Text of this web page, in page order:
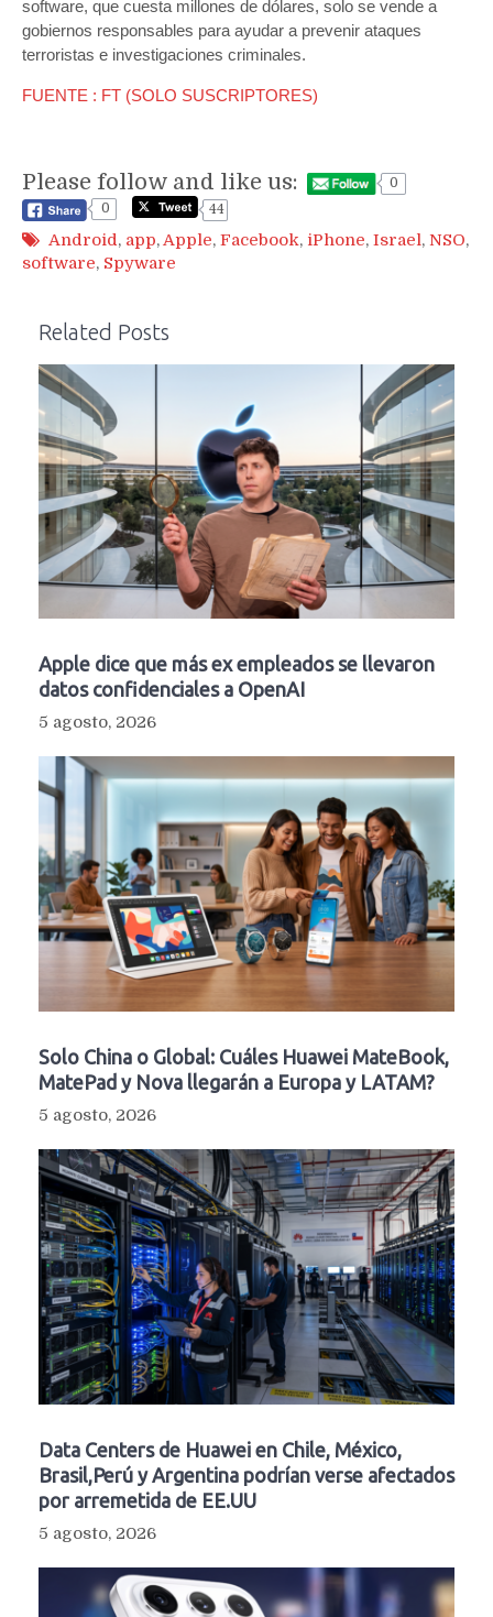
software, que cuesta millones de dólares, solo se vende a
gobiernos responsables para ayudar a prevenir ataques
terroristas e investigaciones criminales.
FUENTE : FT (SOLO SUSCRIPTORES)
Please follow and like us:
0
0
44
Android, app,Apple, Facebook, iPhone, Israel, NSO,
software, Spyware
Related Posts
Apple dice que más ex empleados se llevaron
datos confidenciales a OpenAI
5 agosto, 2026
Solo China o Global: Cuáles Huawei MateBook,
MatePad y Nova llegarán a Europa y LATAM?
5 agosto, 2026
Data Centers de Huawei en Chile, México,
Brasil,Perú y Argentina podrían verse afectados
por arremetida de EE.UU
5 agosto, 2026